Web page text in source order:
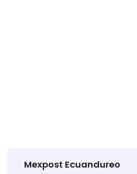
Mexpost Ecuandureo